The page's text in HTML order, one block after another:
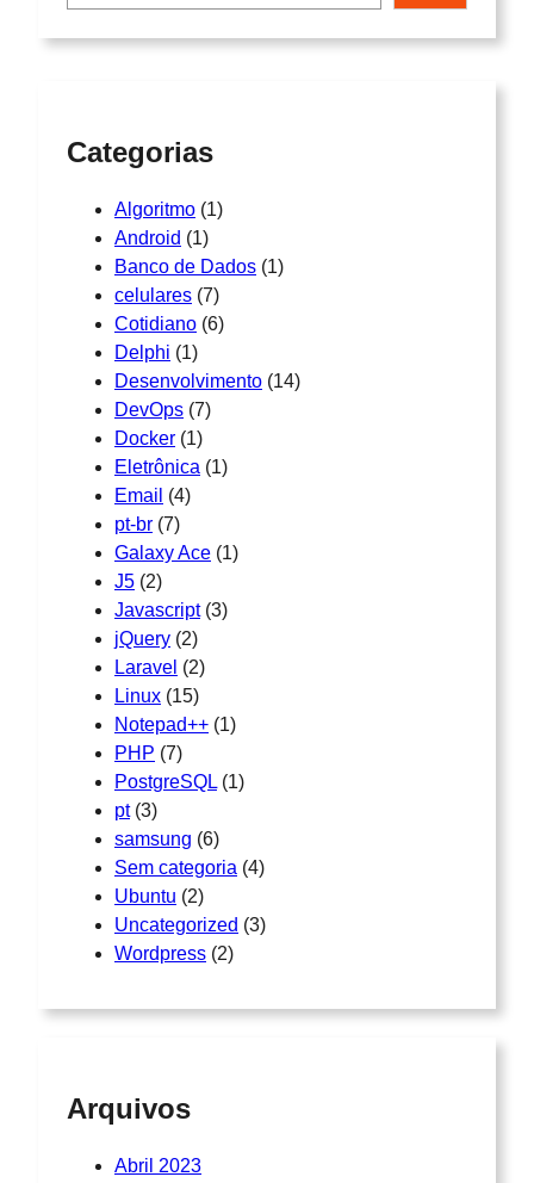
q
a
Categorias
Algoritmo (1)
Android (1)
Banco de Dados (1)
celulares (7)
Cotidiano (6)
Delphi (1)
Desenvolvimento (14)
DevOps (7)
Docker (1)
Eletrônica (1)
Email (4)
pt-br (7)
Galaxy Ace (1)
J5 (2)
Javascript(3)
jQuery (2)
Laravel (2)
Linux (15)
Notepad++ (1)
PHP (7)
PostgreSQL (1)
pt(3)
samsung (6)
Sem categoria (4)
Ubuntu (2)
Uncategorized (3)
Wordpress (2)
Arquivos
Abril 2023